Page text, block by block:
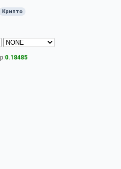
Крипто
0.18485